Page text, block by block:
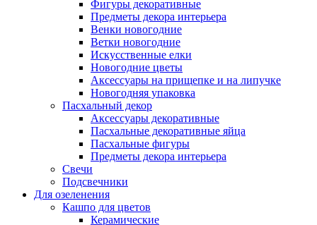
Фигуры декоративные
Предметы декора интерьера
Венки новогодние
Ветки новогодние
Искусственные елки
Новогодние цветы
Аксессуары на прищепке и на липучке
Новогодняя упаковка
Пасхальный декор
Аксессуары декоративные
Пасхальные декоративные яйца
Пасхальные фигуры
Предметы декора интерьера
Свечи
Подсвечники
Для озеленения
Кашпо для цветов
Керамические